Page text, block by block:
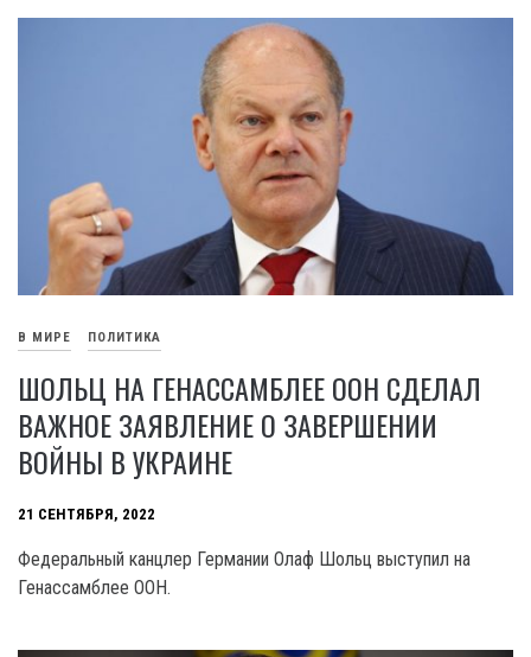
В МИРЕ ПОЛИТИКА
ШОЛЬЦ НА ГЕНАССАМБЛЕЕ ООН СДЕЛАЛ
ВАЖНОЕ ЗАЯВЛЕНИЕ О ЗАВЕРШЕНИИ
ВОЙНЫ В УКРАИНЕ
21 СЕНТЯБРЯ, 2022
Федеральный канцлер Германии Олаф Шольц выступил на
Генассамблее ООН.